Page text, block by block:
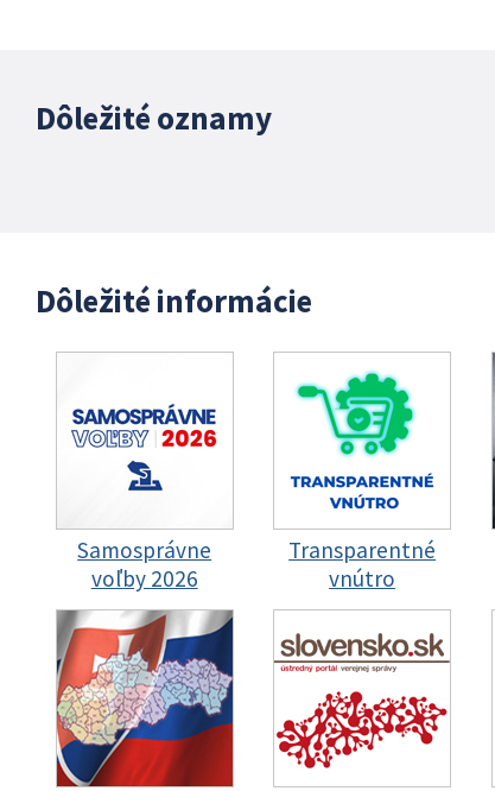
Dôležité oznamy
Dôležité informácie
Samosprávne
voľby 2026
Transparentné
vnútro